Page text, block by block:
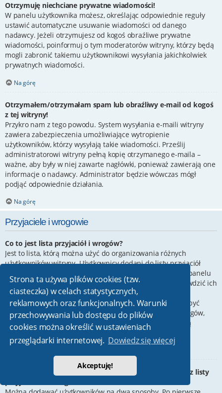
Strona ta używa plików cookies (tzw.
ciasteczka) w celach statystycznych,
reklamowych oraz funkcjonalnych. Warunki
przechowywania lub dostępu do plików
cookies można określić w ustawieniach
przeglądarki internetowej. Dowiedz się więcej
Akceptuję!
Otrzymuję niechciane prywatne wiadomości!
W panelu użytkownika możesz, określając odpowiednie reguły
ustawić automatyczne usuwanie wiadomości od danego
nadawcy. Jeżeli otrzymujesz od kogoś obraźliwe prywatne
wiadomości, poinformuj o tym moderatorów witryny, którzy będą
mogli zabronić takiemu użytkownikowi wysyłania jakichkolwiek
prywatnych wiadomości.
Na górę
Otrzymałem/otrzymałam spam lub obraźliwy e-mail od kogoś
z tej witryny!
Przykro nam z tego powodu. System wysyłania e-maili witryny
zawiera zabezpieczenia umożliwiające wytropienie
użytkowników, którzy wysyłają takie wiadomości. Prześlij
administratorowi witryny pełną kopię otrzymanego e-maila –
ważne, aby były w niej zawarte nagłówki, ponieważ zawierają one
informacje o nadawcy. Administrator będzie wówczas mógł
podjąć odpowiednie działania.
Na górę
Przyjaciele i wrogowie
Co to jest lista przyjaciół i wrogów?
Jest to lista, którą można użyć do organizowania różnych
użytkowników witryny. Użytkownicy dodani do listy przyjaciół
znajdującej się w panelu
zarządzania kontem. Z tego poziomu można szybko sprawdzić ich
status, a także wysłać prywatną wiadomość. Zależnie od
używanego stylu witryny, posty tych użytkowników mogą być
wyróżniane. Jeśli użytkownik zostanie dodany do listy wrogów,
wszystkie posty przez niego napisane domyślnie nie będą
wyświetlane.
W jaki sposób można dodawać/usuwać użytkowników z listy